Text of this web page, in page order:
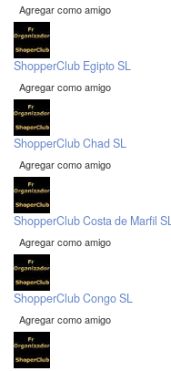
Agregar como amigo
ShopperClub Egipto SL
Agregar como amigo
ShopperClub Chad SL
Agregar como amigo
ShopperClub Costa de Marfil SL
Agregar como amigo
ShopperClub Congo SL
Agregar como amigo